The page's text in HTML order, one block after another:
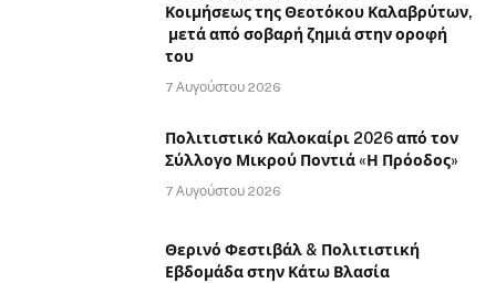
Κοιμήσεως της Θεοτόκου Καλαβρύτων,
μετά από σοβαρή ζημιά στην οροφή
του
7 Αυγούστου 2026
Πολιτιστικό Καλοκαίρι 2026 από τον
Σύλλογο Μικρού Ποντιά «Η Πρόοδος»
7 Αυγούστου 2026
Θερινό Φεστιβάλ & Πολιτιστική
Εβδομάδα στην Κάτω Βλασία